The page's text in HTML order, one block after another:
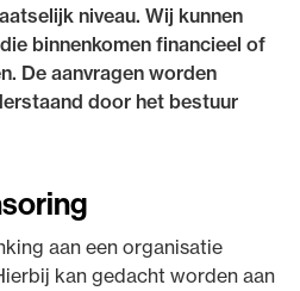
niveau. Wij kunnen
binnenkomen financieel of
De aanvragen worden
door het bestuur
aan een organisatie
kan gedacht worden aan